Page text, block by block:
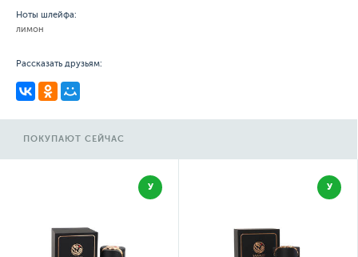
Ноты шлейфа:
лимон
Рассказать друзьям:
ПОКУПАЮТ СЕЙЧАС
У У